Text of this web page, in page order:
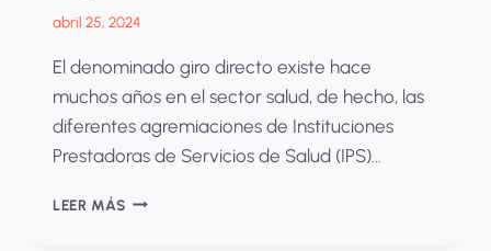
abril 25, 2024
El denominado giro directo existe hace
muchos años en el sector salud, de hecho, las
diferentes agremiaciones de Instituciones
Prestadoras de Servicios de Salud (IPS)…
LEER MÁSEL